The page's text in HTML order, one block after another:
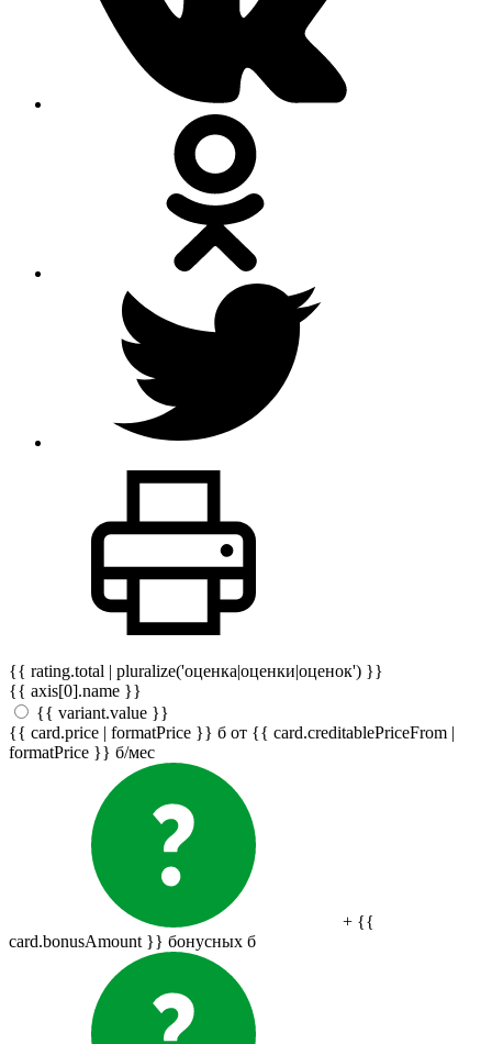
{{ rating.total | pluralize('оценка|оценки|оценок') }}
{{ axis[0].name }}
{{ variant.value }}
{{ card.price | formatPrice }} б от {{ card.creditablePriceFrom |
formatPrice }} б/мес
+ {{
card.bonusAmount }} бонусных б